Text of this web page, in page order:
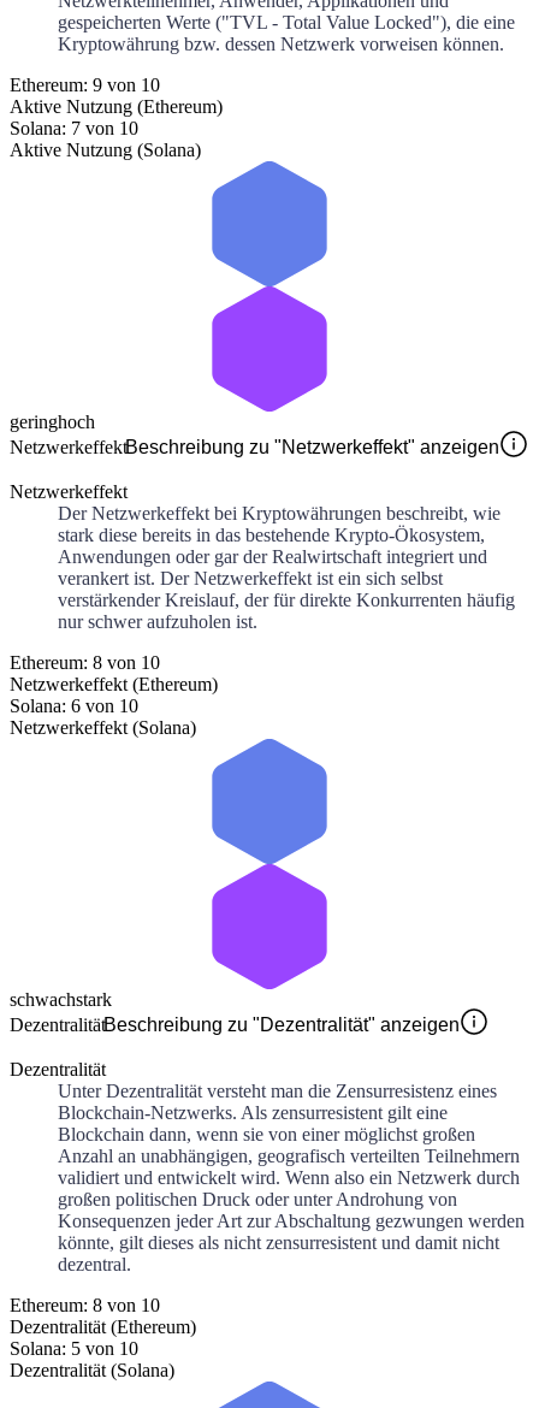
gespeicherten Werte ("TVL - Total Value Locked"), die eine
Kryptowährung bzw. dessen Netzwerk vorweisen können.
Ethereum: 9 von 10
Aktive Nutzung (Ethereum)
Solana: 7 von 10
Aktive Nutzung (Solana)
geringhoch
NetzwerkeffektBeschreibung zu "Netzwerkeffekt" anzeigen
Netzwerkeffekt
Der Netzwerkeffekt bei Kryptowährungen beschreibt, wie
stark diese bereits in das bestehende Krypto-Ökosystem,
Anwendungen oder gar der Realwirtschaft integriert und
verankert ist. Der Netzwerkeffekt ist ein sich selbst
verstärkender Kreislauf, der für direkte Konkurrenten häufig
nur schwer aufzuholen ist.
Ethereum: 8 von 10
Netzwerkeffekt (Ethereum)
Solana: 6 von 10
Netzwerkeffekt (Solana)
schwachstark
DezentralitätBeschreibung zu "Dezentralität" anzeigen
Dezentralität
Unter Dezentralität versteht man die Zensurresistenz eines
Blockchain-Netzwerks. Als zensurresistent gilt eine
Blockchain dann, wenn sie von einer möglichst großen
Anzahl an unabhängigen, geografisch verteilten Teilnehmern
validiert und entwickelt wird. Wenn also ein Netzwerk durch
großen politischen Druck oder unter Androhung von
Konsequenzen jeder Art zur Abschaltung gezwungen werden
könnte, gilt dieses als nicht zensurresistent und damit nicht
dezentral.
Ethereum: 8 von 10
Dezentralität (Ethereum)
Solana: 5 von 10
Dezentralität (Solana)